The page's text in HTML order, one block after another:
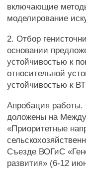
включающие
моделирование
2. Отбор
основании
устойчивостью к
относительной
устойчивостью к
Апробация
доложены на
«Приоритетные
Съезде ВОГиС
развития» (6-12